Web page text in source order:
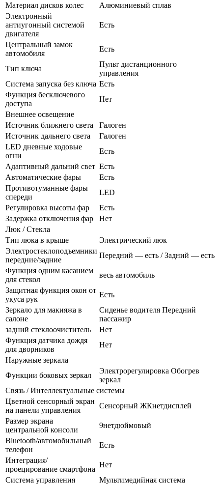
Материал дисков колес
Алюминиевый сплав
Электронный
антиугонный системой
двигателя
Есть
Центральный замок
автомобиля
Есть
Тип ключа
Пульт дистанционного
управления
Система запуска без ключа Есть
Функция бесключевого
доступа
Нет
Внешнее освещение
Источник ближнего света
Галоген
Источник дальнего света
Галоген
LED дневные ходовые
огни
Есть
Адаптивный дальний свет Есть
Автоматические фары
Есть
Противотуманные фары
спереди
LED
Регулировка высоты фар
Есть
Задержка отключения фар
Нет
Люк / Стекла
Тип люка в крыше
Электрический люк
Электростеклоподъемники
передние/задние
Передний — есть / Задний — есть
Функция одним касанием
для стекол
весь автомобиль
Защитная функция окон от
укуса рук
Есть
Зеркало для макияжа в
салоне
Сиденье водителя Передний
пассажир
задний стеклоочиститель
Нет
Функция датчика дождя
для дворников
Нет
Наружные зеркала
Функции боковых зеркал
Электрорегулировка Обогрев
зеркал
Связь / Интеллектуальные системы
Цветной сенсорный экран
на панели управления
Сенсорный ЖКнетдисплей
Размер экрана
центральной консоли
9нетдюймовый
Bluetooth/автомобильный
телефон
Есть
Интеграция/
проецирование смартфона
Нет
Система управления
Мультимедийная система